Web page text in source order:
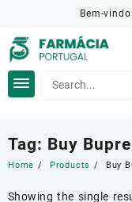
content
Bem-
Tag: Buy
Home Products Buy
Showing the single